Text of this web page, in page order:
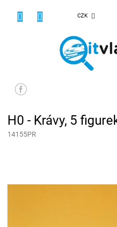
CZK
H0 - Krávy, 5
14155PR